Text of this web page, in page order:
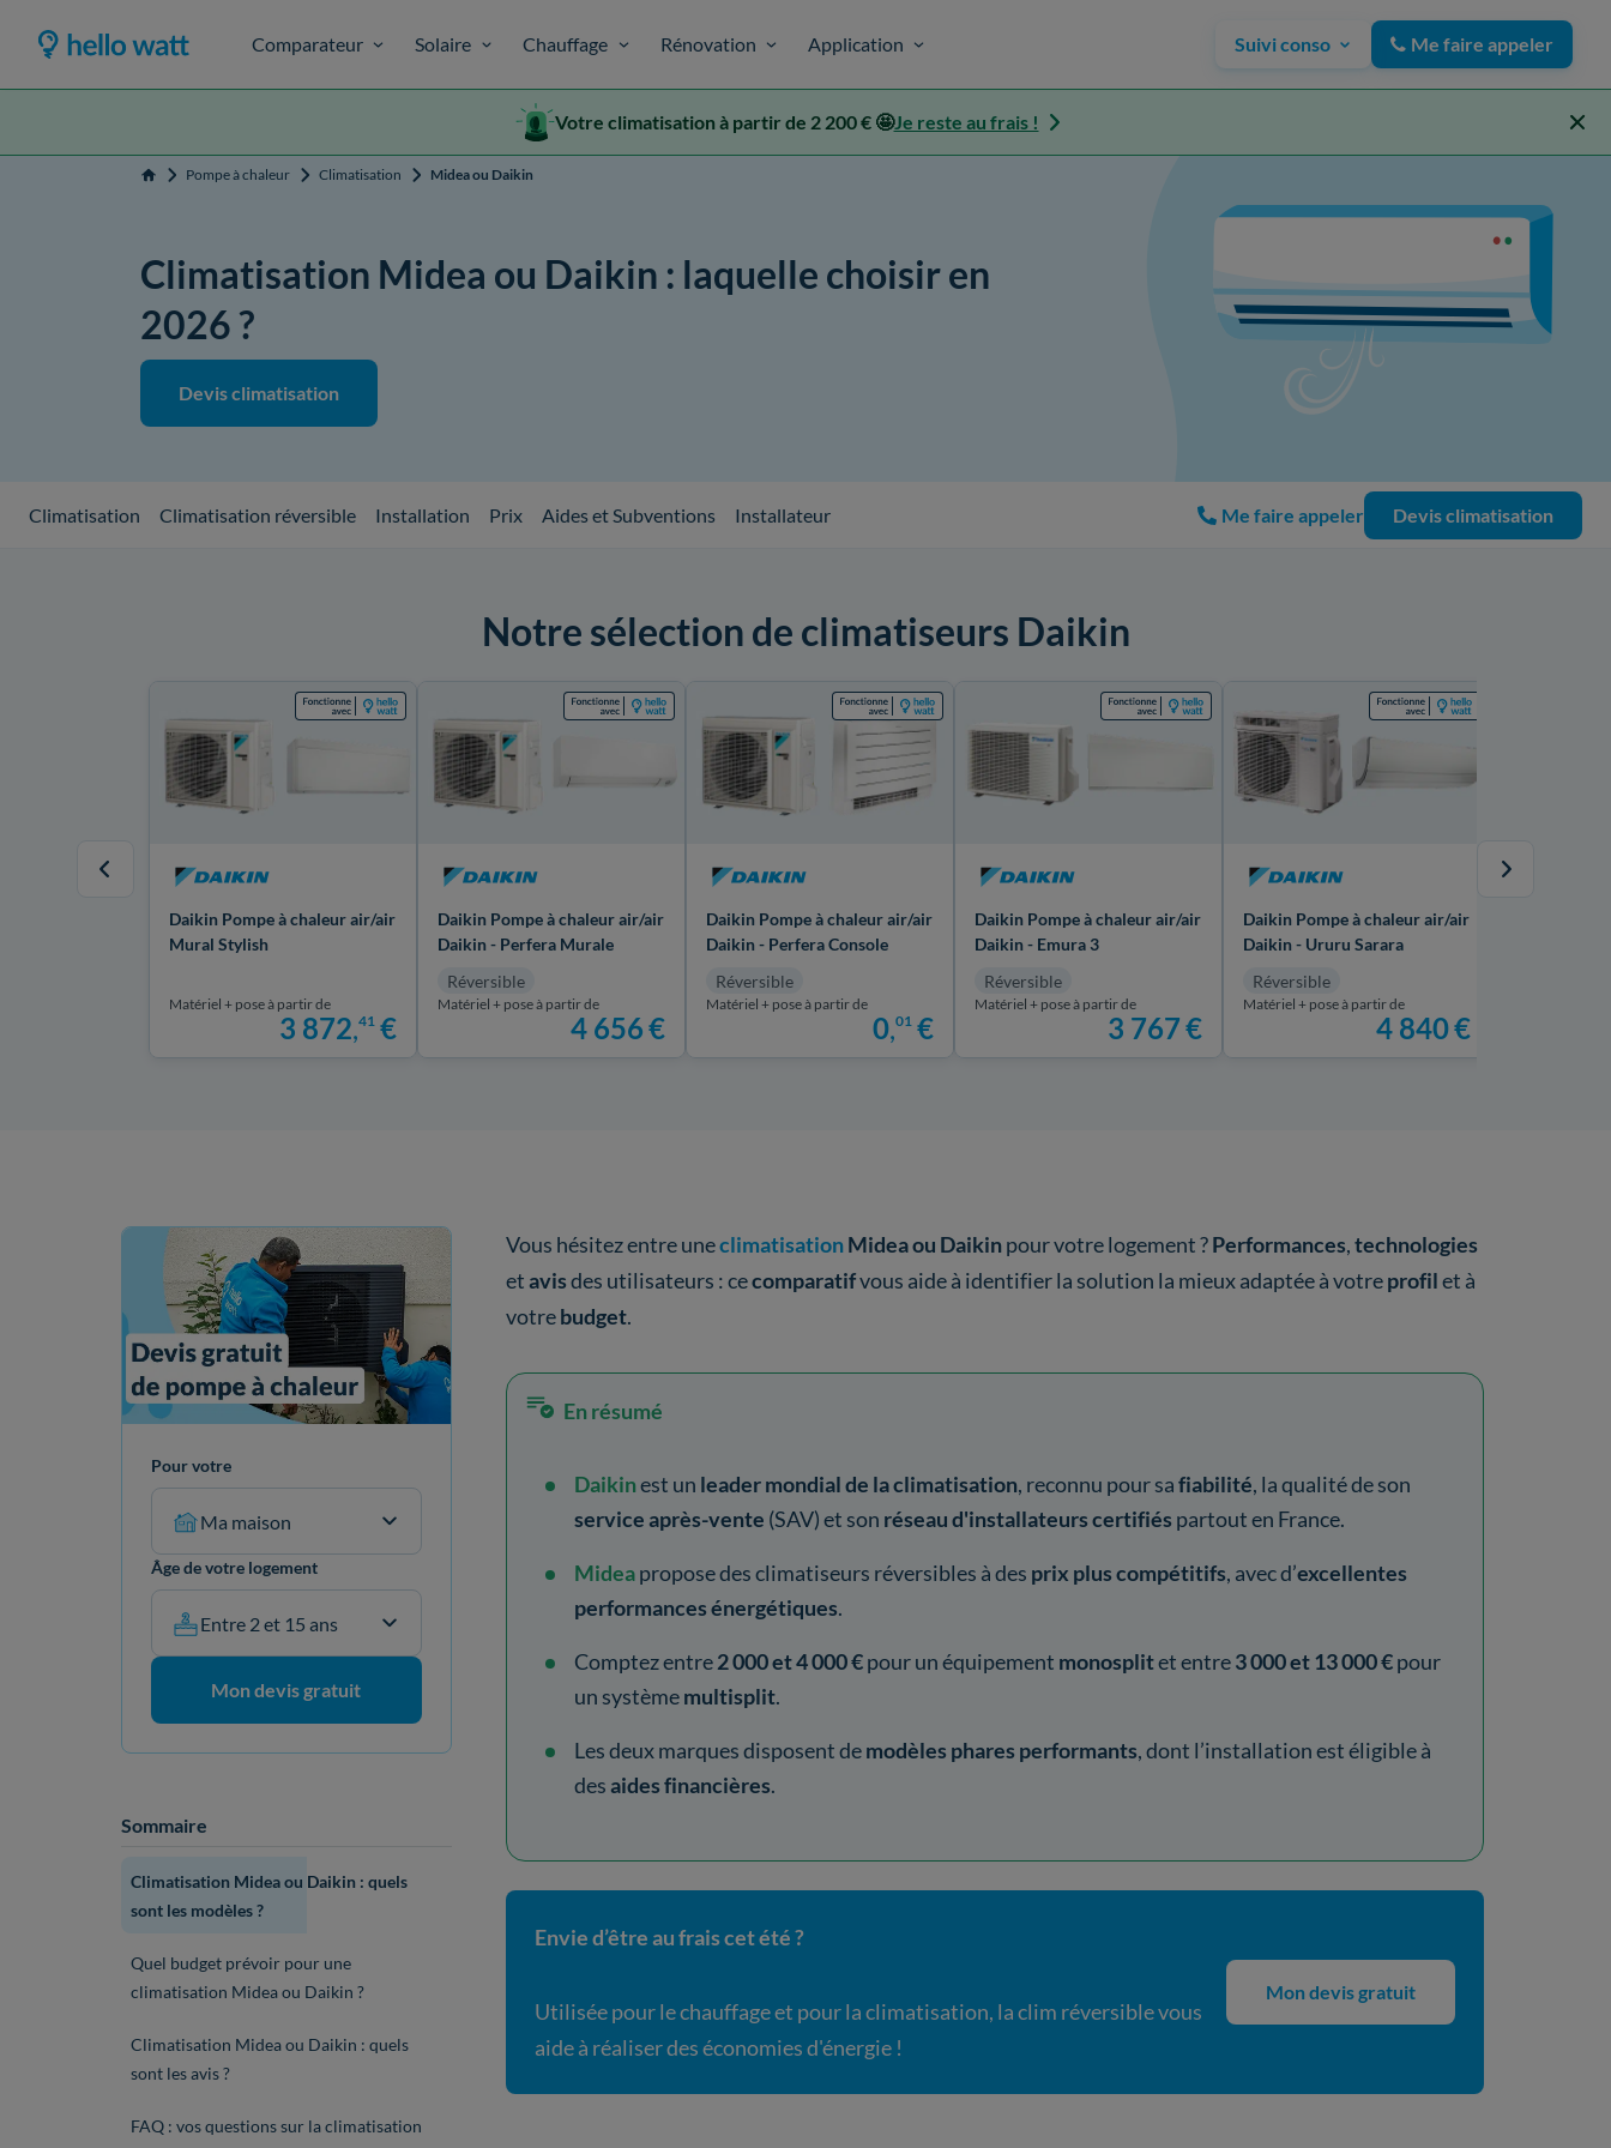
Comparateur Solaire Chauffage Rénovation Application Suivi conso Me faire appeler
Votre climatisation à partir de 2 200 € 🤩Je reste au frais !
Accueil Pompe à chaleur Climatisation Midea ou Daikin
Climatisation Midea ou Daikin : laquelle choisir en
2026 ?
Devis climatisation
Climatisation Climatisation réversible Installation Prix Aides et Subventions Installateur Me faire appeler Devis climatisation
Notre sélection de climatiseurs Daikin
Daikin Pompe à chaleur air/air
Mural Stylish
Matériel + pose à partir de
3 872,41 €
Daikin Pompe à chaleur air/air
Daikin - Perfera Murale
Réversible
Matériel + pose à partir de
4 656€
Daikin Pompe à chaleur air/air
Daikin - Perfera Console
Réversible
Matériel + pose à partir de
0,01 €
Daikin Pompe à chaleur air/air
Daikin - Emura 3
Réversible
Matériel + pose à partir de
3 767€
Daikin Pompe à chaleur air/air
Daikin - Ururu Sarara
Réversible
Matériel + pose à partir de
4 840€
Pour votre
Ma maison
Âge de votre logement
Entre 2 et 15 ans
Mon devis gratuit
Sommaire
Climatisation Midea ou Daikin : quels
sont les modèles ?
Quel budget prévoir pour une
climatisation Midea ou Daikin ?
Climatisation Midea ou Daikin : quels
sont les avis ?
FAQ : vos questions sur la climatisation
Vous hésitez entre uneclimatisationMidea ou Daikinpour votre logement ?Performances,technologies
etavisdes utilisateurs : cecomparatifvous aide à identifier la solution la mieux adaptée à votreprofilet à
votrebudget.
En résumé
Daikinest un leader mondial de la climatisation, reconnu pour safiabilité, la qualité de son
service après-vente (SAV) et son réseau d'installateurs certifiés partout en France.
Mideapropose des climatiseurs réversibles à des prix plus compétitifs, avec d’excellentes
performances énergétiques.
Comptez entre2 000 et 4 000 €pour un équipement monosplitet entre3 000 et 13 000 €pour
un systèmemultisplit.
Les deux marques disposent demodèles phares performants, dont l’installation est éligible à
desaides financières.
Envie d’être au frais cet été ?
Utilisée pour le chauffage et pour la climatisation, la clim réversible vous
aide à réaliser des économies d'énergie !
Mon devis gratuit